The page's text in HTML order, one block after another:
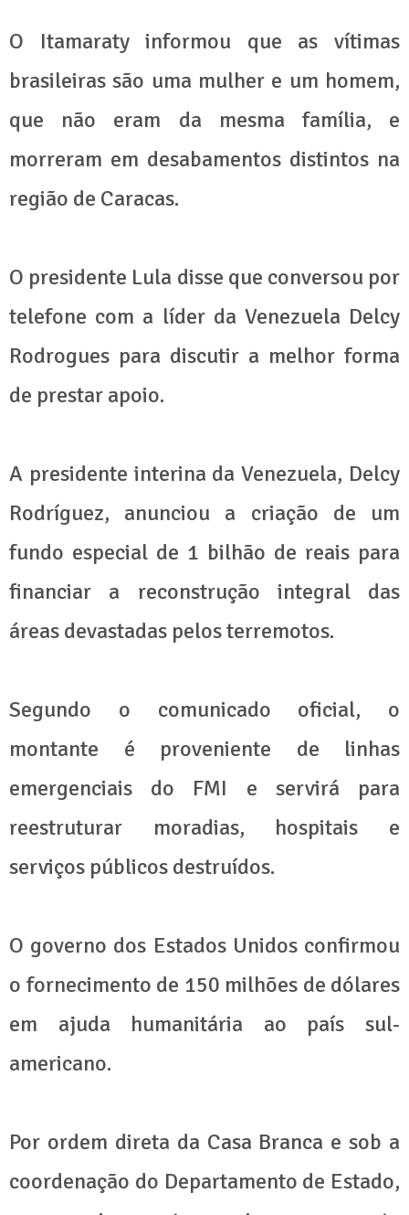
O Itamaraty informou que as vítimas
brasileiras são uma mulher e um homem,
que não eram da mesma família, e
morreram em desabamentos distintos na
região de Caracas.
O presidente Lula disse que conversou por
telefone com a líder da Venezuela Delcy
Rodrogues para discutir a melhor forma
de prestar apoio.
A presidente interina da Venezuela, Delcy
Rodríguez, anunciou a criação de um
fundo especial de 1 bilhão de reais para
financiar a reconstrução integral das
áreas devastadas pelos terremotos.
Segundo o comunicado oficial, o
montante é proveniente de linhas
emergenciais do FMI e servirá para
reestruturar moradias, hospitais e
serviços públicos destruídos.
O governo dos Estados Unidos confirmou
o fornecimento de 150 milhões de dólares
em ajuda humanitária ao país sul-
americano.
Por ordem direta da Casa Branca e sob a
coordenação do Departamento de Estado,